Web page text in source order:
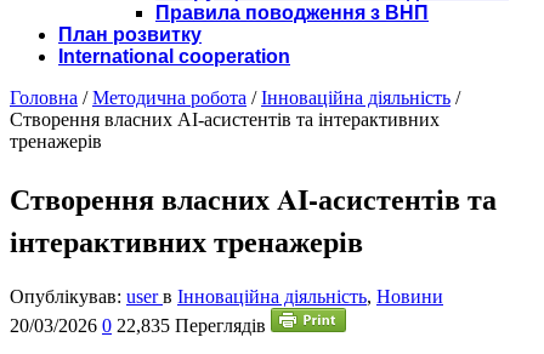
Правила поводження з ВНП
План розвитку
International cooperation
Головна /Методична робота /Інноваційна діяльність /
Створення власних AI-асистентів та інтерактивних
тренажерів
Створення власних AI-асистентів та
інтерактивних тренажерів
Опублікував: userв Інноваційна діяльність, Новини
20/03/2026 0 22,835 Переглядів